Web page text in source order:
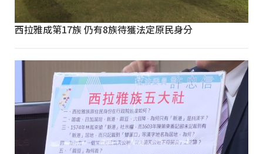
西拉雅成第17族 仍有8族待獲法定原民身分